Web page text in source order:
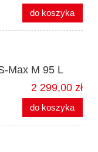
do koszyka
Max M 95 L
2 299,00 zł
do koszyka